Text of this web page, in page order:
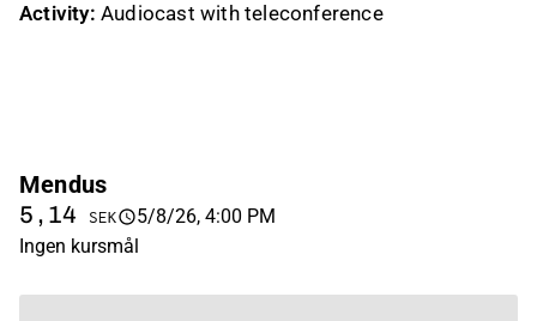
Activity: Audiocast with teleconference
Mendus
5,14 SEK
5/8/26, 4:00 PM
Ingen kursmål